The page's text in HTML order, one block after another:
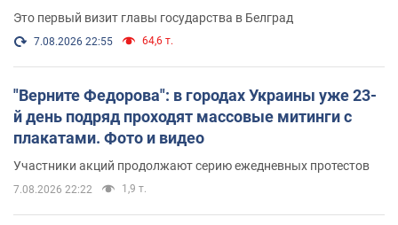
Это первый визит главы государства в Белград
7.08.2026 22:55 64,6 т.
"Верните Федорова": в городах Украины уже 23-
й день подряд проходят массовые митинги с
плакатами. Фото и видео
Участники акций продолжают серию ежедневных протестов
7.08.2026 22:22 1,9 т.